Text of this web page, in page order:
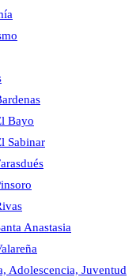
Bayo
Sabinar
Anastasia
Adolescencia, Juventud